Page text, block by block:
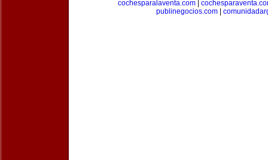
cochesparalaventa.com
publinegocios.com|